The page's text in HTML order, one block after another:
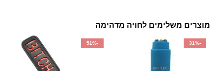
מוצרים משלימים לחויה מדהימה
-31%
-51%